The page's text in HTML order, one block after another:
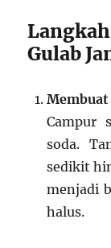
Gulab
Membuat
Campur
soda.
sedikit
menjadi
halus.